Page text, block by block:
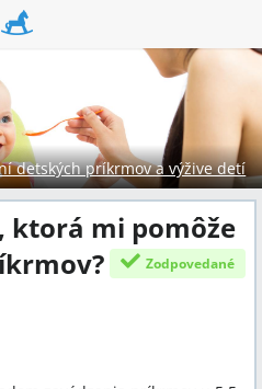
detských príkrmov a výžive detí
ktorá mi pomôže
Zodpovedané